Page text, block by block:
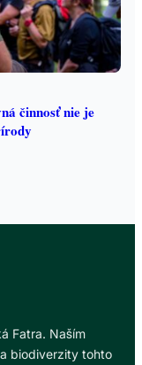
činnosť nie je
Fatra. Naším
biodiverzity tohto